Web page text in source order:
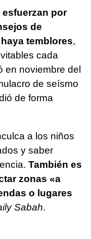
esfuerzan por
de
temblores,
cada
en noviembre del
de seísmo
de forma
a los niños
y saber
También es
zonas «a
o lugares
Sabah.